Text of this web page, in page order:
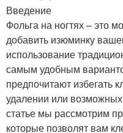
Введение
Фольга на ногтях – это
добавить изюминку
использование
самым удобным
предпочитают избегать
удалении или
статье мы рассмотрим
которые позволят вам